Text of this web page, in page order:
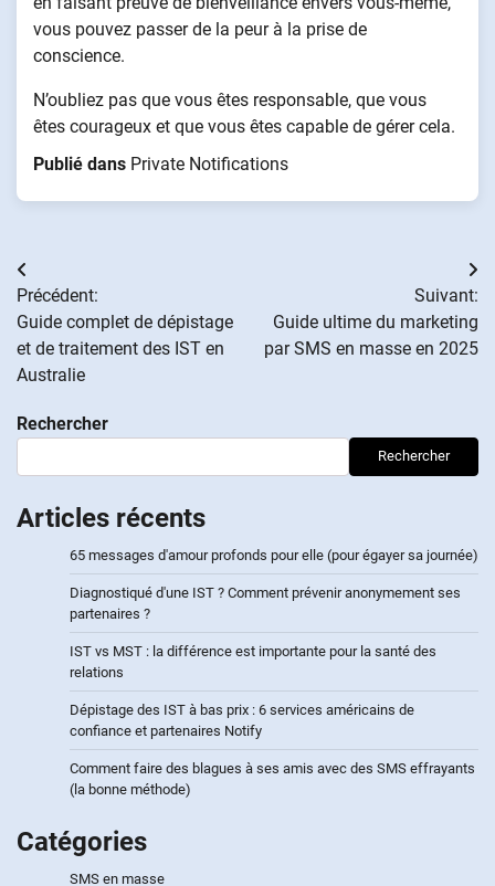
vous pouvez passer de la peur à la prise de
conscience.
N’oubliez pas que vous êtes responsable, que vous
êtes courageux et que vous êtes capable de gérer cela.
Publié dans Private Notifications
Navigation
de
l’article
Précédent:
Guide complet de dépistage
et de traitement des IST en
Australie
Suivant:
Guide ultime du marketing
par SMS en masse en 2025
Rechercher
Rechercher
Articles récents
65 messages d'amour profonds pour elle (pour égayer sa journée)
Diagnostiqué d'une IST ? Comment prévenir anonymement ses
partenaires ?
IST vs MST : la différence est importante pour la santé des
relations
Dépistage des IST à bas prix : 6 services américains de
confiance et partenaires Notify
Comment faire des blagues à ses amis avec des SMS effrayants
(la bonne méthode)
Catégories
SMS en masse